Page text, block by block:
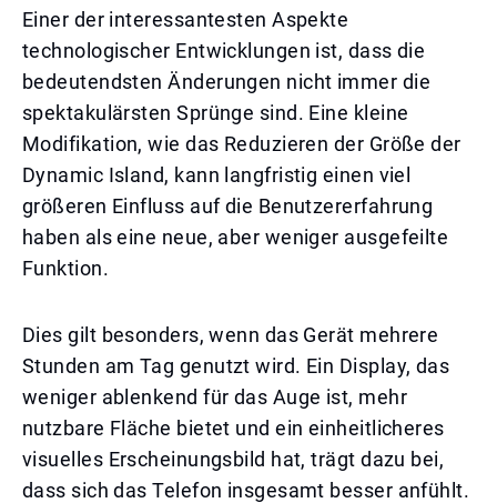
Einer der interessantesten Aspekte
technologischer Entwicklungen ist, dass die
bedeutendsten Änderungen nicht immer die
spektakulärsten Sprünge sind. Eine kleine
Modifikation, wie das Reduzieren der Größe der
Dynamic Island, kann langfristig einen viel
größeren Einfluss auf die Benutzererfahrung
haben als eine neue, aber weniger ausgefeilte
Funktion.
Dies gilt besonders, wenn das Gerät mehrere
Stunden am Tag genutzt wird. Ein Display, das
weniger ablenkend für das Auge ist, mehr
nutzbare Fläche bietet und ein einheitlicheres
visuelles Erscheinungsbild hat, trägt dazu bei,
dass sich das Telefon insgesamt besser anfühlt.